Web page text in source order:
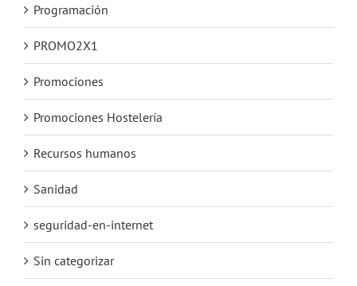
Programación
PROMO2X1
Promociones
Promociones Hostelería
Recursos humanos
Sanidad
seguridad-en-internet
Sin categorizar